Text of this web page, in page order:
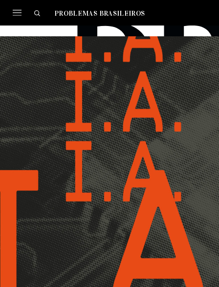
PROBLEMAS BRASILEIROS